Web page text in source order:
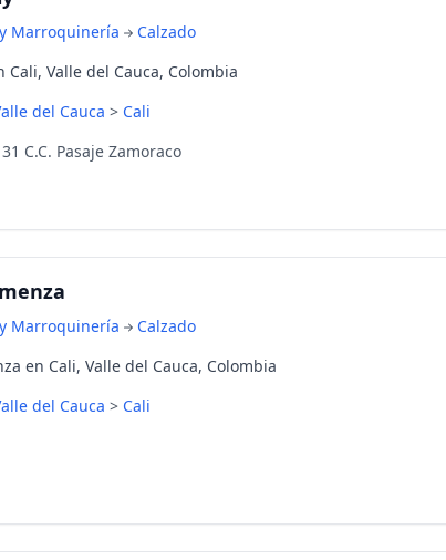
Marroquinería
Calzado
Cali, Valle del Cauca, Colombia
del Cauca > Cali
C.C. Pasaje Zamoraco
Marroquinería
Calzado
en Cali, Valle del Cauca, Colombia
del Cauca > Cali